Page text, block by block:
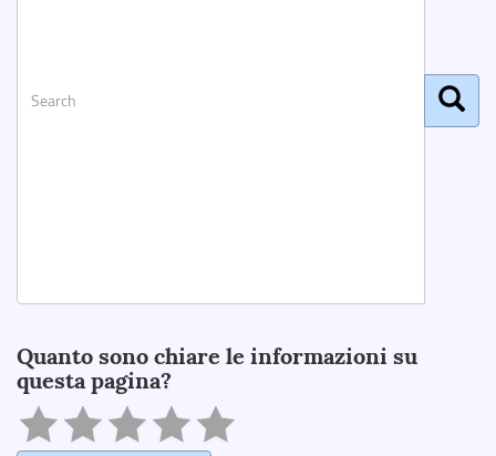
Quanto sono chiare le informazioni su
questa pagina?